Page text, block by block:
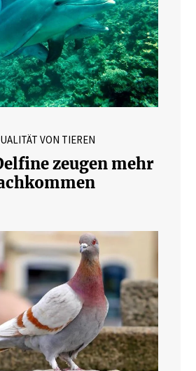
VON TIEREN
zeugen mehr